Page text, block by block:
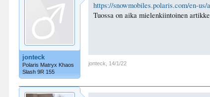
jonteck
Polaris Matryx Khaos
Slash 9R 155
https://snowmobiles.polaris.com/en-
Tuossa on aika mielenkiintoinen
jonteck 14/1/22